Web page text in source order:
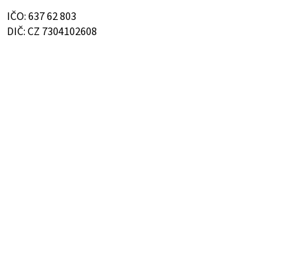
IČO: 637 62 803
DIČ: CZ 7304102608